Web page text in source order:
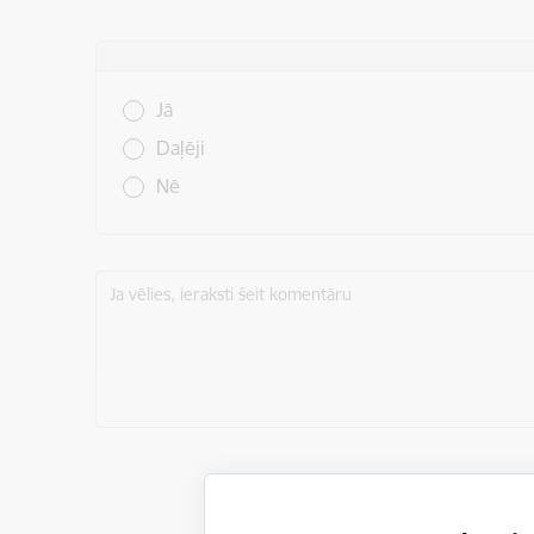
Jā
Daļēji
Nē
Ja vēlies, ieraksti šeit komentāru